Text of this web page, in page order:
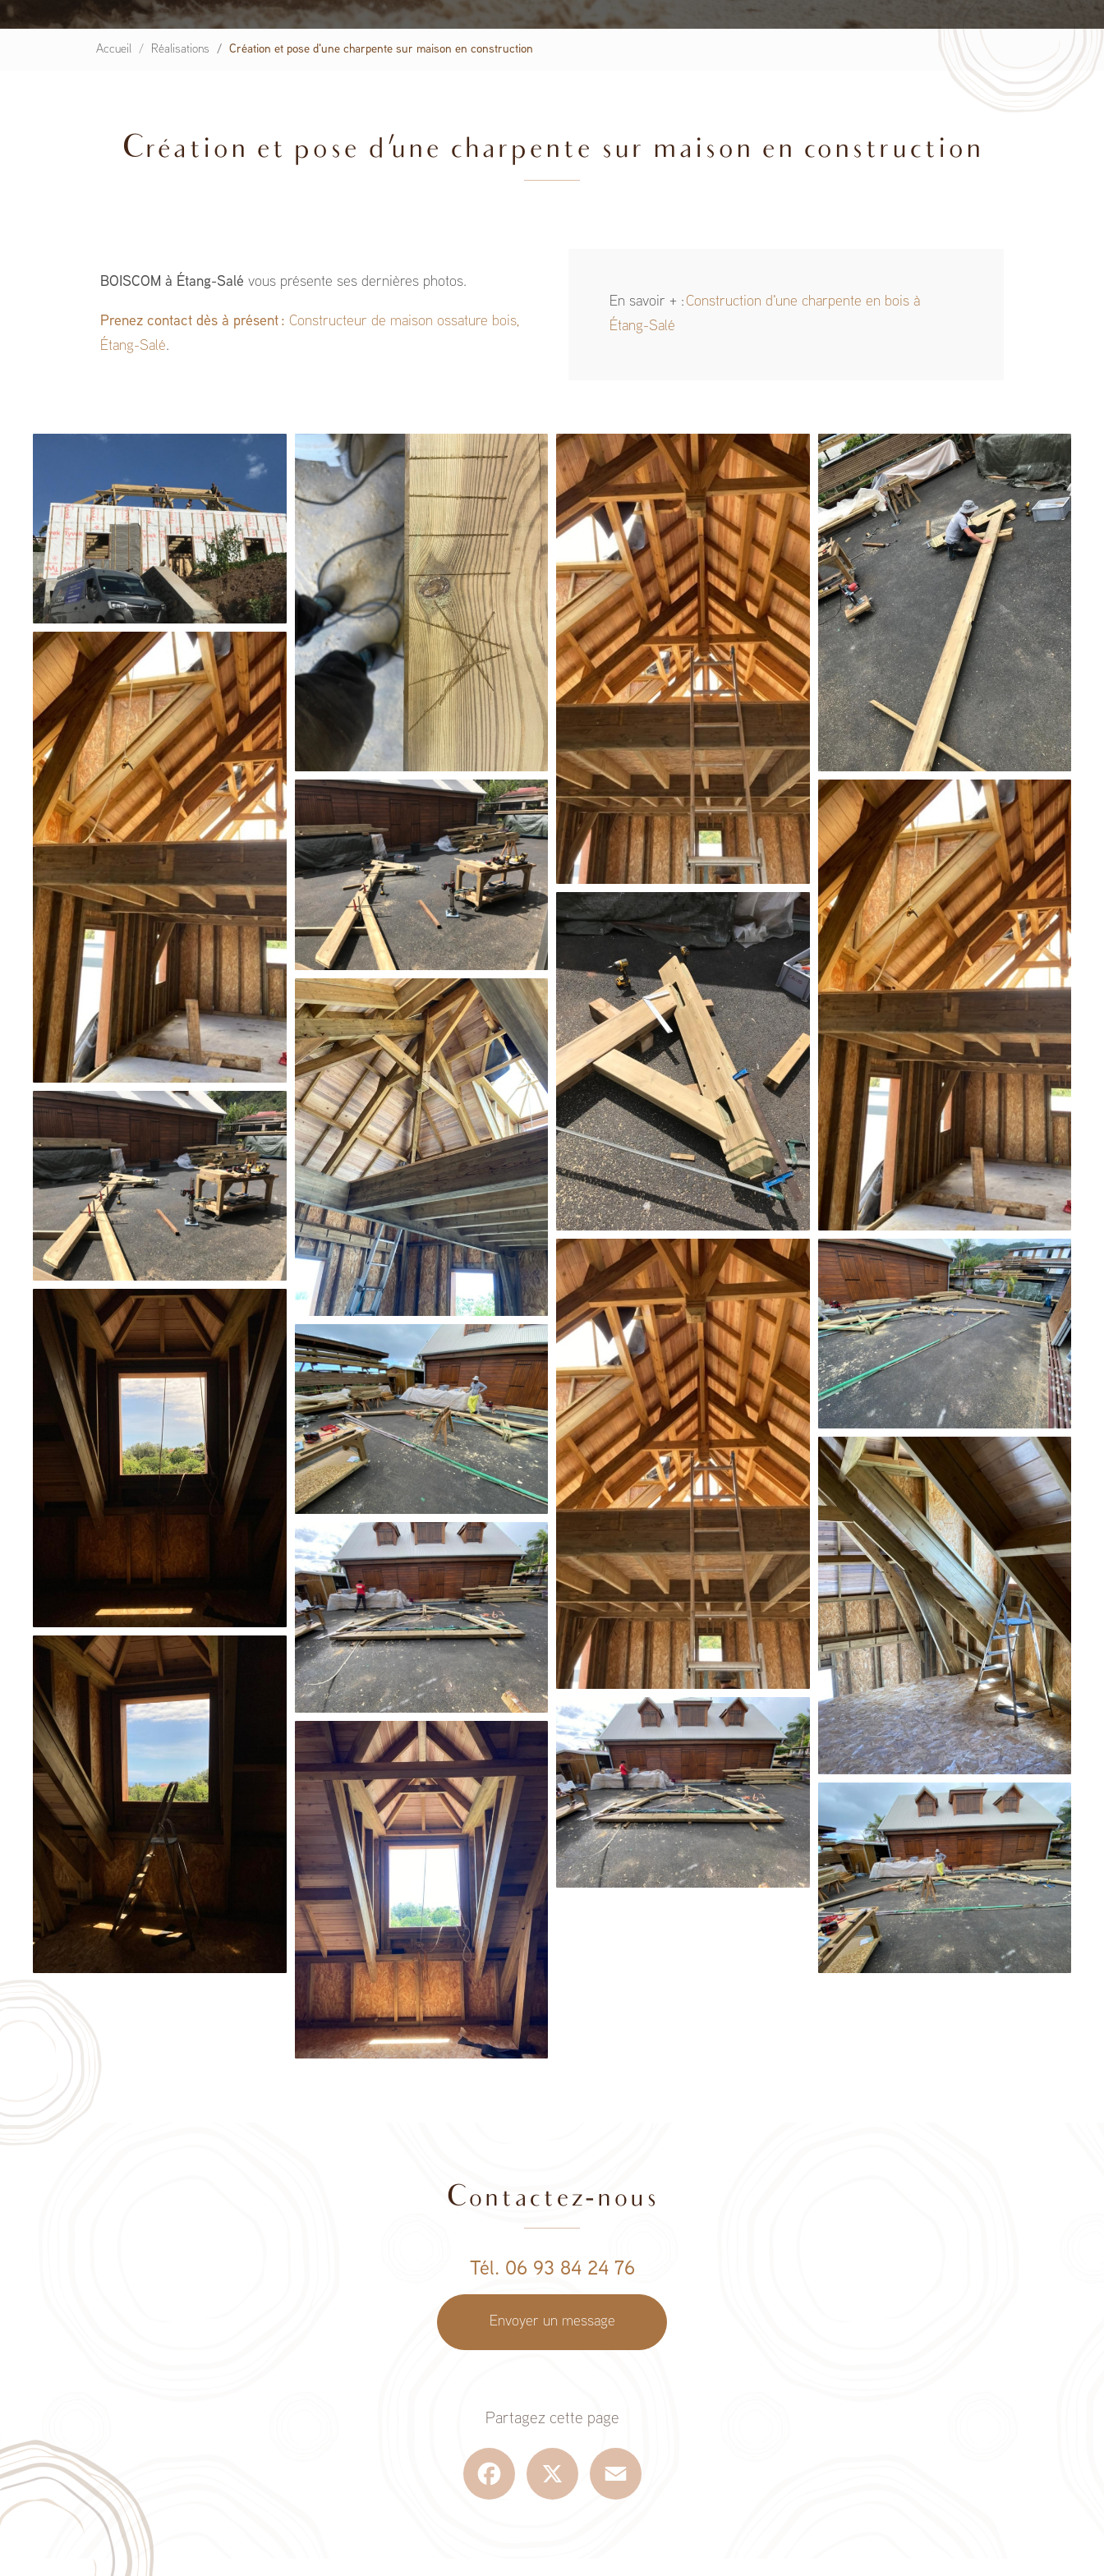
Accueil Réalisations Création et pose d'une charpente sur maison en construction
Création et pose d'une charpente sur maison en construction
BOISCOM à Étang-Salé vous présente ses dernières photos.
Prenez contact dès à présent : Constructeur de maison ossature bois,
Étang-Salé.
En savoir + :Construction d'une charpente en bois à
Étang-Salé
Contactez-nous
Tél. 06 93 84 24 76
Envoyer un message
Partagez cette page
Facebook